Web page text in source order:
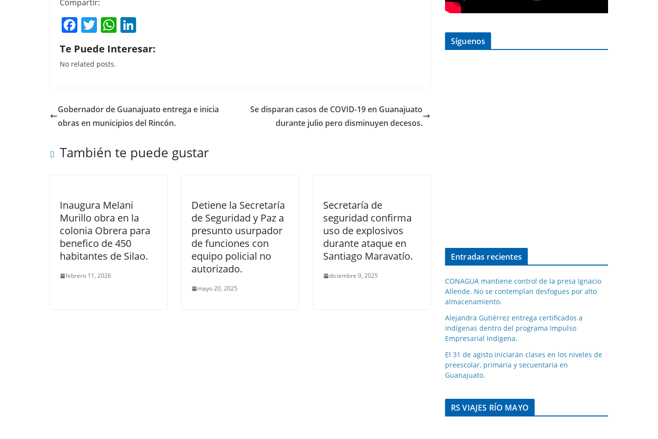
Compartir:
F
a
c
e
o
o
T
w
itt
er
W
h
at
p
p
k
n
Te Puede Interesar:
No related posts.
Gobernador de Guanajuato entrega e inicia
obras en municipios del Rincón.
Se disparan casos de COVID-19 en Guanajuato
durante julio pero disminuyen decesos.
También te puede gustar
Inaugura Melani
Murillo obra en la
colonia Obrera para
benefico de 450
habitantes de Silao.
febrero 11, 2026
Detiene la Secretaría
de Seguridad y Paz a
presunto usurpador
de funciones con
equipo policial no
autorizado.
mayo 20, 2025
Secretaría de
seguridad confirma
uso de explosivos
durante ataque en
Santiago Maravatío.
diciembre 9, 2025
Síguenos
Entradas recientes
CONAGUA mantiene control de la presa Ignacio
Allende. No se contemplan desfogues por alto
almacenamiento.
Alejandra Gutiérrez entrega certificados a
indígenas dentro del programa Impulso
Empresarial Indígena.
El 31 de agisto iniciarán clases en los niveles de
preescolar, primaria y secuentaria en
Guanajuato.
RS VIAJES RÍO MAYO